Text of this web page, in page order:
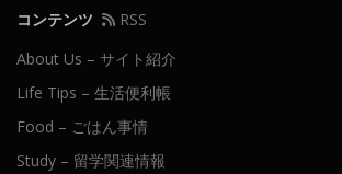
コンテンツ
RSS
About Us – サイト紹介
Life Tips – 生活便利帳
Food – ごはん事情
Study – 留学関連情報